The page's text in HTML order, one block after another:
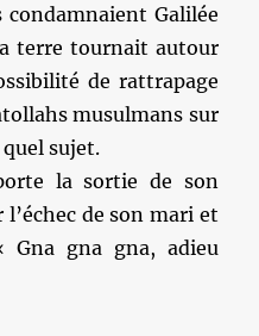
Galilée
terre tournait autour
de rattrapage
musulmans sur
sujet.
la sortie de son
de son mari et
gna gna, adieu